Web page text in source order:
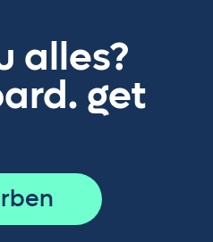
alles?
get